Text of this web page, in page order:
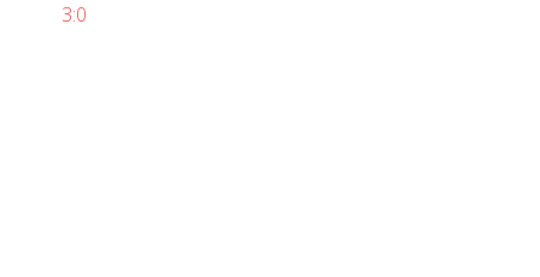
3:0